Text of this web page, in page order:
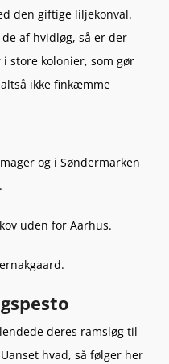
den giftige liljekonval.
af hvidløg, så er der
store kolonier, som gør
ikke finkæmme
og i Søndermarken
uden for Aarhus.
deres ramsløg til
hvad, så følger her